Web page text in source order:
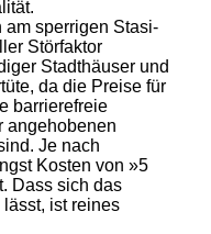
am sperrigen Stasi-
Störfaktor
Stadthäuser und
da die Preise für
barrierefreie
angehobenen
Je nach
Kosten von »5
Dass sich das
ist reines